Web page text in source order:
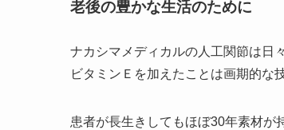
老後の豊かな生活のために
ナカシマメディカルの人工関節は日
ビタミンＥを加えたことは画期的な
患者が長生きしてもほぼ30年素材が